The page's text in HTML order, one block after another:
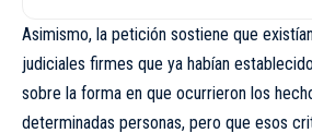
Asimismo, la petición sostiene que
judiciales firmes que ya habían
sobre la forma en que ocurrieron los
determinadas personas, pero que esos